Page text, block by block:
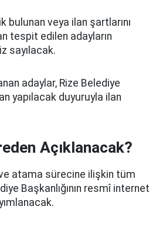
bulunan veya ilan şartlarını
tespit edilen adayların
sayılacak.
adaylar, Rize Belediye
yapılacak duyuruyla ilan
Açıklanacak?
atama sürecine ilişkin tüm
Başkanlığının resmî internet